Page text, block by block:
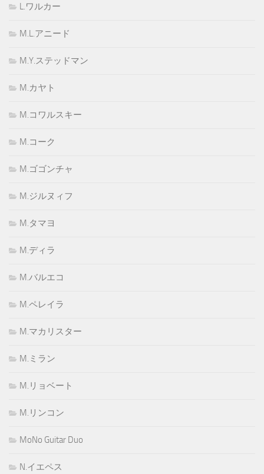
L.ワルカー
M.L.アニード
M.Y.ステッドマン
M.カヤト
M.コワルスキー
M.コーク
M.ゴゴンチャ
M.ジルヌィフ
M.タマヨ
M.ディラ
M.バルエコ
M.ペレイラ
M.マカリスター
M.ミラン
M.リョベート
M.リンコン
MoNo Guitar Duo
N.イエペス